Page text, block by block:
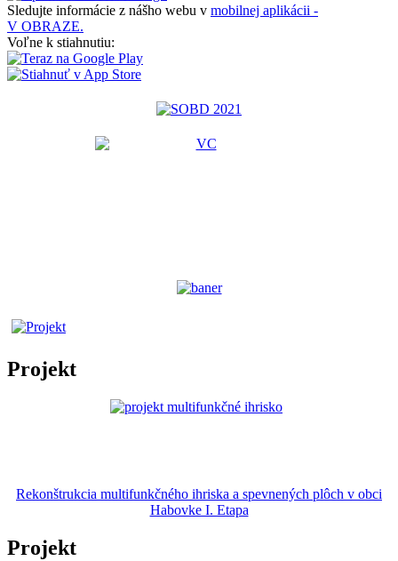
Sledujte informácie z nášho webu v mobilnej aplikácii -
V OBRAZE.
Voľne k stiahnutiu:
Projekt
Rekonštrukcia multifunkčného ihriska a spevnených plôch v obci
Habovke I. Etapa
Projekt